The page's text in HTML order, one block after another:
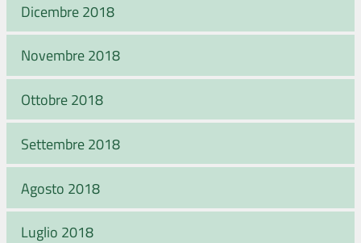
Dicembre 2018
Novembre 2018
Ottobre 2018
Settembre 2018
Agosto 2018
Luglio 2018